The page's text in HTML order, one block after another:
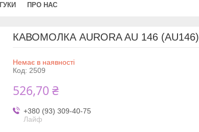
ПРО НАС
КАВОМОЛКА AURORA AU 146 (AU146)
Немає в наявності
Код: 2509
526,70 ₴
+380 (93) 309-40-75
Лайф